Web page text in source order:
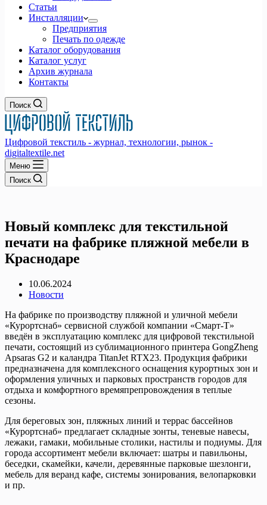
Статьи
Инсталляции
Предприятия
Печать по одежде
Каталог оборудования
Каталог услуг
Архив журнала
Контакты
Поиск
Цифровой текстиль - журнал, технологии, рынок -
digitaltextile.net
Меню
Поиск
Новый комплекс для текстильной
печати на фабрике пляжной мебели в
Краснодаре
10.06.2024
Новости
На фабрике по производству пляжной и уличной мебели
«Курортснаб» сервисной службой компании «Смарт-Т»
введён в эксплуатацию комплекс для цифровой текстильной
печати, состоящий из сублимационного принтера GongZheng
Apsaras G2 и каландра TitanJet RTX23. Продукция фабрики
предназначена для комплексного оснащения курортных зон и
оформления уличных и парковых пространств городов для
отдыха и комфортного времяпрепровождения в теплые
сезоны.
Для береговых зон, пляжных линий и террас бассейнов
«Курортснаб» предлагает складные зонты, теневые навесы,
лежаки, гамаки, мобильные столики, настилы и подиумы. Для
города ассортимент мебели включает: шатры и павильоны,
беседки, скамейки, качели, деревянные парковые шезлонги,
мебель для веранд кафе, системы зонирования, велопарковки
и пр.